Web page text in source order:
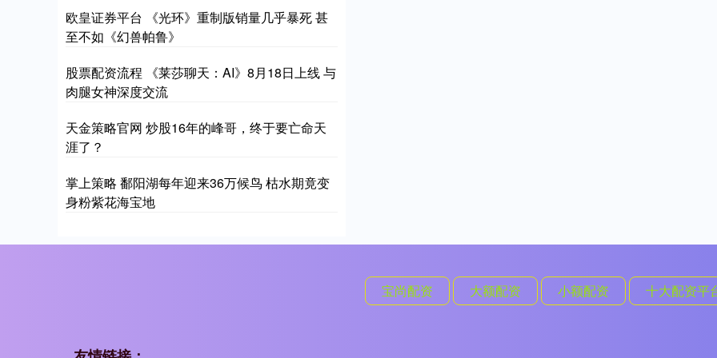
欧皇证券平台 《光环》重制版销量几乎暴死 甚
至不如《幻兽帕鲁》
股票配资流程 《莱莎聊天：AI》8月18日上线 与
肉腿女神深度交流
天金策略官网 炒股16年的峰哥，终于要亡命天
涯了？
掌上策略 鄱阳湖每年迎来36万候鸟 枯水期竟变
身粉紫花海宝地
宝尚配资 大额配资 小额配资 十大配资平